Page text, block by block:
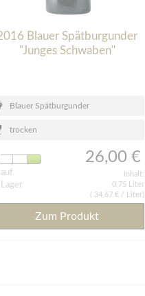
Blauer Spätburgunder
"Junges Schwaben"
Blauer Spätburgunder
trocken
auf
Lager
26,00 €
Inhalt:
0,75 Liter
34,67 € / Liter)
Zum Produkt